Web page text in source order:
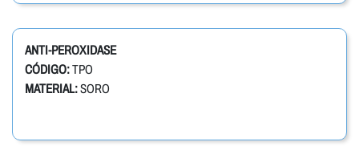
ANTI-PEROXIDASE
CÓDIGO:TPO
MATERIAL:SORO